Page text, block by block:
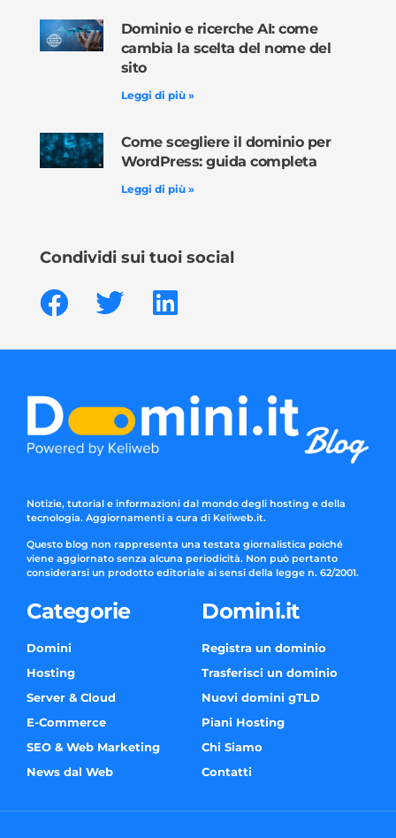
Dominio e ricerche AI: come
cambia la scelta del nome del
sito
Leggi di più »
Come scegliere il dominio per
WordPress: guida completa
Leggi di più »
Condividi sui tuoi social
Notizie, tutorial e informazioni dal mondo degli hosting e della
tecnologia. Aggiornamenti a cura di Keliweb.it.
Questo blog non rappresenta una testata giornalistica poiché
viene aggiornato senza alcuna periodicità. Non può pertanto
considerarsi un prodotto editoriale ai sensi della legge n. 62/2001.
Categorie
Domini
Hosting
Server & Cloud
E-Commerce
SEO & Web Marketing
News dal Web
Domini.it
Registra un dominio
Trasferisci un dominio
Nuovi domini gTLD
Piani Hosting
Chi Siamo
Contatti